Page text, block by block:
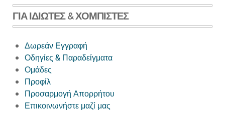
ΓΙΑ ΙΔΙΏΤΕΣ & ΧΟΜΠΊΣΤΕΣ
Δωρεάν Εγγραφή
Οδηγίες & Παραδείγματα
Ομάδες
Προφίλ
Προσαρμογή Απορρήτου
Επικοινωνήστε μαζί μας